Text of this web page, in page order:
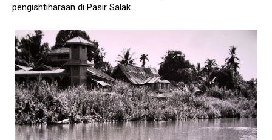
pengishtiharaan di Pasir Salak.